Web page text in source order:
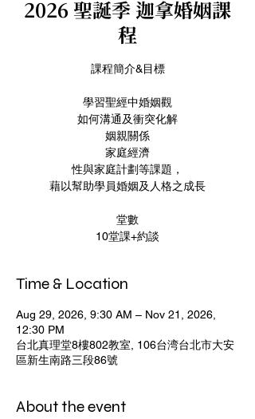
2026 聖誕季 迦拿婚姻課
程
課程簡介&目標
學習聖經中婚姻觀
如何溝通及衝突化解
姻親關係
家庭經濟
性與家庭計劃等課題，
藉以幫助學員婚姻及人格之成長
堂數
10堂課+約談
Time & Location
Aug 29, 2026, 9:30 AM – Nov 21, 2026,
12:30 PM
台北真理堂8樓802教室, 106台湾台北市大安
區新生南路三段86號
About the event